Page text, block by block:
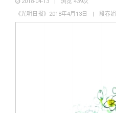
校友文苑
校友服务
《光明日报》2018年4月13日
| 段春娟